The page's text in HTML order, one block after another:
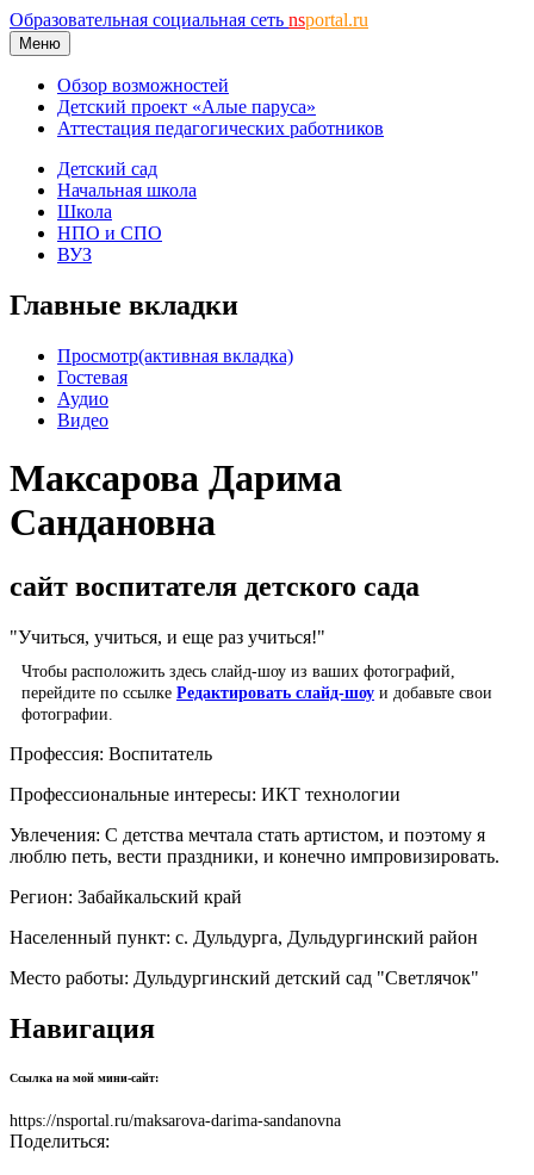
Образовательная социальная сеть nsportal.ru
Меню
Обзор возможностей
Детский проект «Алые паруса»
Аттестация педагогических работников
Детский сад
Начальная школа
Школа
НПО и СПО
ВУЗ
Главные вкладки
Просмотр(активная вкладка)
Гостевая
Аудио
Видео
Максарова Дарима
Сандановна
сайт воспитателя детского сада
"Учиться, учиться, и еще раз учиться!"
Чтобы расположить здесь слайд-шоу из ваших фотографий,
перейдите по ссылке Редактировать слайд-шоу и добавьте свои
фотографии.
Профессия: Воспитатель
Профессиональные интересы: ИКТ технологии
Увлечения: С детства мечтала стать артистом, и поэтому я
люблю петь, вести праздники, и конечно импровизировать.
Регион: Забайкальский край
Населенный пункт: с. Дульдурга, Дульдургинский район
Место работы: Дульдургинский детский сад "Светлячок"
Навигация
Ссылка на мой мини-сайт:
https://nsportal.ru/maksarova-darima-sandanovna
Поделиться: